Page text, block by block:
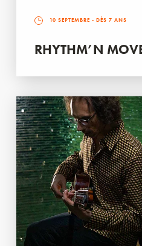
10 SEPTEMBRE - DÈS 7 ANS
RHYTHM’N